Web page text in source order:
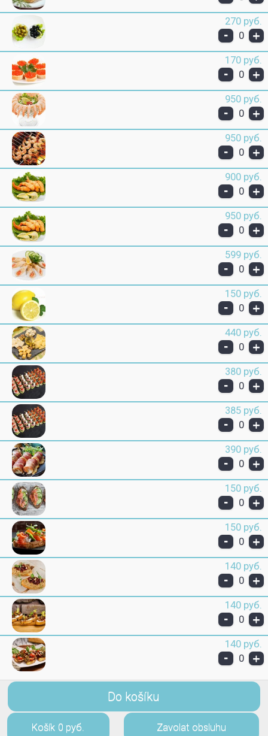
270 руб.
- 0 +
170 руб.
- 0 +
950 руб.
- 0 +
950 руб.
- 0 +
900 руб.
- 0 +
950 руб.
- 0 +
599 руб.
- 0 +
150 руб.
- 0 +
440 руб.
- 0 +
380 руб.
- 0 +
385 руб.
- 0 +
390 руб.
- 0 +
150 руб.
- 0 +
150 руб.
- 0 +
140 руб.
- 0 +
140 руб.
- 0 +
140 руб.
- 0 +
Do košíku
Košík 0 руб. Zavolat obsluhu